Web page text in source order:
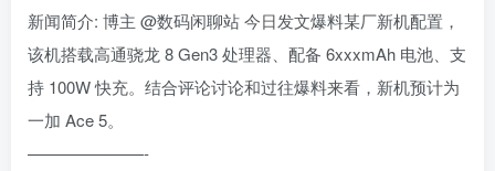
新闻简介: 博主 @数码闲聊站 今日发文爆料某厂新机配置，
该机搭载高通骁龙 8 Gen3 处理器、配备 6xxxmAh 电池、支
持 100W 快充。结合评论讨论和过往爆料来看，新机预计为
一加 Ace 5。
———————-